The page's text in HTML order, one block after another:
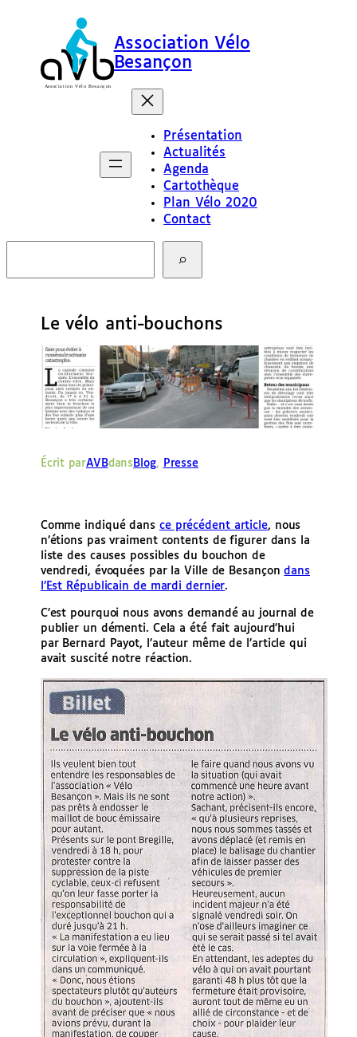
Association Vélo
Besançon
Présentation
Actualités
Agenda
Cartothèque
Plan Vélo 2020
Contact
c
Le vélo anti-bouchons
Écrit parAVBdans Blog, Presse
Comme indiqué dans ce précédent article, nous
n’étions pas vraiment contents de figurer dans la
liste des causes possibles du bouchon de
vendredi, évoquées par la Ville de Besançondans
l’Est Républicain de mardi dernier.
C’est pourquoi nous avons demandé au journal de
publier un démenti. Cela a été fait aujourd’hui
par Bernard Payot, l’auteur même de l’article qui
avait suscité notre réaction.